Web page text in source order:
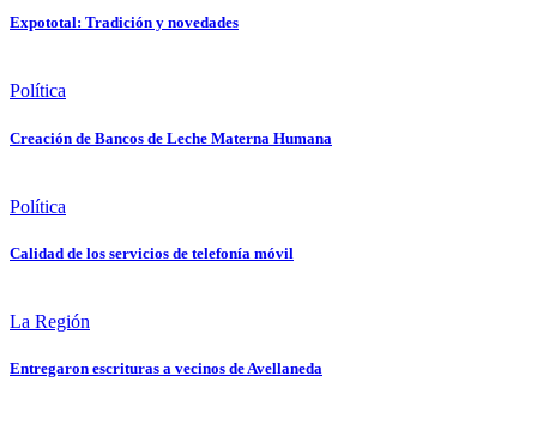
Expototal: Tradición y novedades
Política
Creación de Bancos de Leche Materna Humana
Política
Calidad de los servicios de telefonía móvil
La Región
Entregaron escrituras a vecinos de Avellaneda